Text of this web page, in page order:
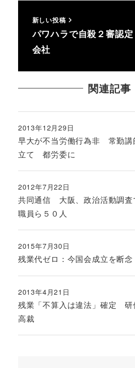
新しい投稿
パワハラで自殺２審認
会社
関連記事
早大が不当労働行為非 常勤
立て 都労委に
投稿日
2013年12月29日
共同通信 大阪、政治活動調
職員ら５０人
投稿日
2012年7月22日
残業代ゼロ：今国会成立を断
投稿日
2015年7月30日
残業「不算入は違法」確定 研
高裁
投稿日
2013年4月21日